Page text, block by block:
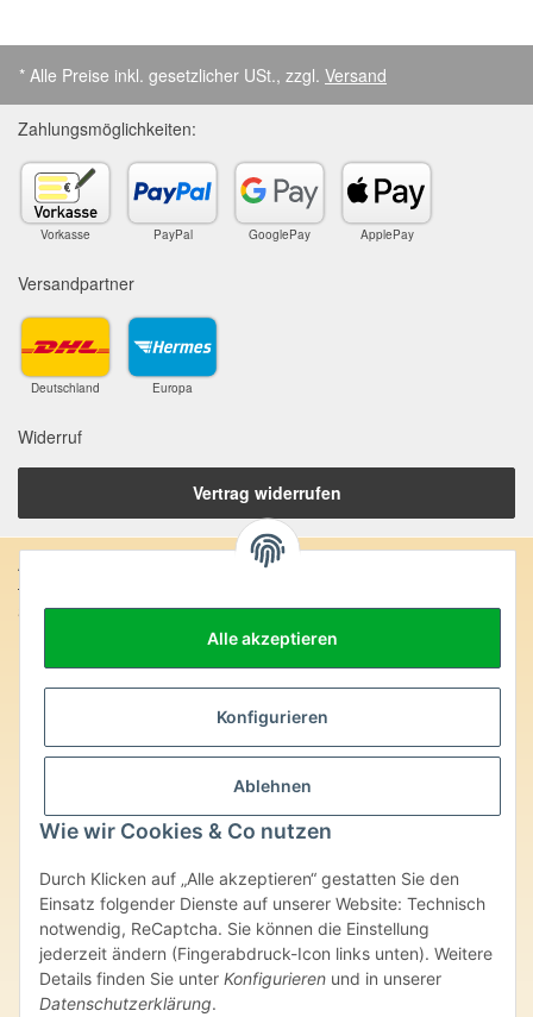
Alle akzeptieren
Konfigurieren
Ablehnen
Wie wir Cookies & Co nutzen
Durch Klicken auf „Alle akzeptieren“ gestatten Sie den
Einsatz folgender Dienste auf unserer Website: Technisch
notwendig, ReCaptcha. Sie können die Einstellung
jederzeit ändern (Fingerabdruck-Icon links unten). Weitere
Details finden Sie unter Konfigurieren und in unserer
Datenschutzerklärung.
* Alle Preise inkl. gesetzlicher USt., zzgl. Versand
Zahlungsmöglichkeiten:
Vorkasse PayPal GooglePay ApplePay
Versandpartner
Deutschland Europa
Widerruf
Vertrag widerrufen
Anschrift:
SteinZeitOase
Edelsteine und Mineralien werden im esoterischen Bereich
besondere Kräfte und Eigenschaften zugeordnet. Wir weisen
ausdrücklich darauf hin, dass alle gemachten Aussagen bzgl.
heilender Wirkungen (körperlich-seelisch-mental-geistig) einzelner
überlassenen Unterlagen bisher weder medizinisch anerkannt oder
wissenschaftlich nachweisbar sind. Die gemachten Angaben
beruhen ausschließlich auf Überlieferungen und langjähriger
Erfahrung. Unsere Produkte ersetzen nie den Besuch beim Arzt
oder Heilpraktiker und sind auch kein Medikamentenersatz. Auch
stellen unsere Angaben im ärztlichen Sinne keine Diagnose- oder
Therapieform dar.